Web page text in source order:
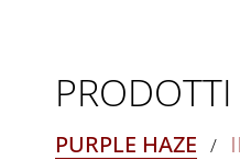
PURPLE HAZE /